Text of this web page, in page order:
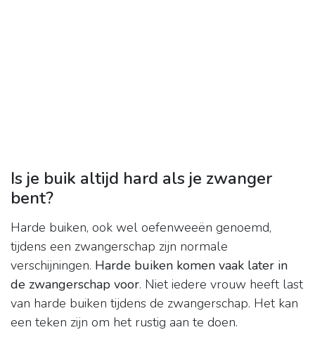
Is je buik altijd hard als je zwanger
bent?
Harde buiken, ook wel oefenweeën genoemd,
tijdens een zwangerschap zijn normale
verschijningen. Harde buiken komen vaak later in
de zwangerschap voor. Niet iedere vrouw heeft last
van harde buiken tijdens de zwangerschap. Het kan
een teken zijn om het rustig aan te doen.